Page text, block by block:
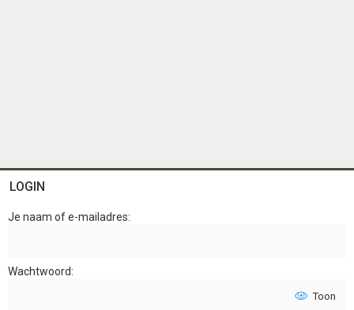
LOGIN
Je naam of e-mailadres
Wachtwoord
Toon